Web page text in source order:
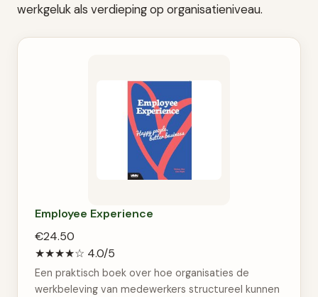
werkgeluk als verdieping op organisatieniveau.
Employee Experience
€24.50
★★★★☆ 4.0/5
Een praktisch boek over hoe organisaties de
werkbeleving van medewerkers structureel kunnen